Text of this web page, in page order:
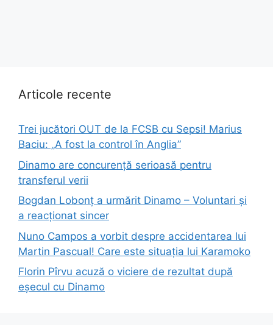
Articole recente
Trei jucători OUT de la FCSB cu Sepsi! Marius
Baciu: „A fost la control în Anglia”
Dinamo are concurență serioasă pentru
transferul verii
Bogdan Lobonț a urmărit Dinamo – Voluntari și
a reacționat sincer
Nuno Campos a vorbit despre accidentarea lui
Martin Pascual! Care este situația lui Karamoko
Florin Pîrvu acuză o viciere de rezultat după
eșecul cu Dinamo